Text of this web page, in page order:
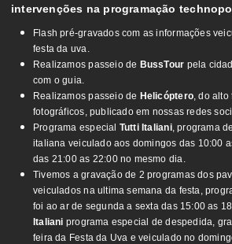
intervenções na programação
Flash pré-gravados com as informações
festa da uva.
Realizamos passeio de BussTour pela
com o guia.
Realizamos passeio de Helicóptero, do alto
fotográficos, publicado em nossas redes
Programa especial Tutti Italiani, programa
italiana veiculado aos domingos das 10:00
das 21:00 as 22:00 no mesmo dia.
Tivemos a gravação de 2 programas dos
veiculados na ultima semana da festa,
foi ao ar de segunda a sexta das 15:00 as
Italiani programa especial de despedida,
feira da Festa da Uva e veiculado no